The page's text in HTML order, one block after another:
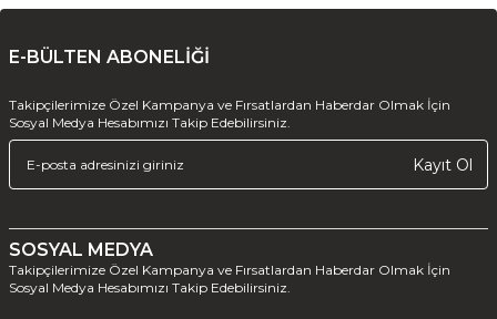
E-BÜLTEN ABONELİĞİ
Takipçilerimize Özel Kampanya ve Fırsatlardan Haberdar Olmak İçin
Sosyal Medya Hesabımızı Takip Edebilirsiniz.
Kayıt Ol
SOSYAL MEDYA
Takipçilerimize Özel Kampanya ve Fırsatlardan Haberdar Olmak İçin
Sosyal Medya Hesabımızı Takip Edebilirsiniz.